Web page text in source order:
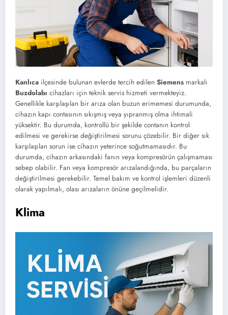
Kanlıca ilçesinde bulunan evlerde tercih edilen Siemens markalı
Buzdolabı cihazları için teknik servis hizmeti vermekteyiz.
Genellikle karşılaşılan bir arıza olan buzun erimemesi durumunda,
cihazın kapı contasının sıkışmış veya yıpranmış olma ihtimali
yüksektir. Bu durumda, kontrollü bir şekilde contanın kontrol
edilmesi ve gerekirse değiştirilmesi sorunu çözebilir. Bir diğer sık
karşılaşılan sorun ise cihazın yeterince soğutmamasıdır. Bu
durumda, cihazın arkasındaki fanın veya kompresörün çalışmaması
sebep olabilir. Fan veya kompresör arızalandığında, bu parçaların
değiştirilmesi gerekebilir. Temel bakım ve kontrol işlemleri düzenli
olarak yapılmalı, olası arızaların önüne geçilmelidir.
Klima